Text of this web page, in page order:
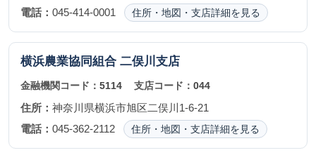
電話： 045-414-0001 住所・地図・支店詳細を見る
横浜農業協同組合 二俣川支店
金融機関コード： 5114 支店コード：044
住所： 神奈川県横浜市旭区二俣川1-6-21
電話： 045-362-2112 住所・地図・支店詳細を見る